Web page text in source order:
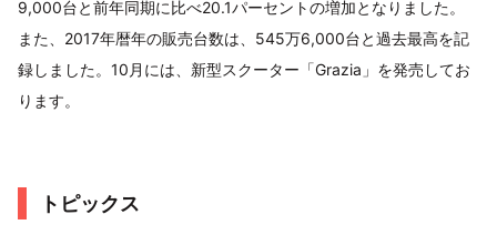
9,000台と前年同期に比べ20.1パーセントの増加となりました。
また、2017年暦年の販売台数は、545万6,000台と過去最高を記
録しました。10月には、新型スクーター「Grazia」を発売してお
ります。
トピックス